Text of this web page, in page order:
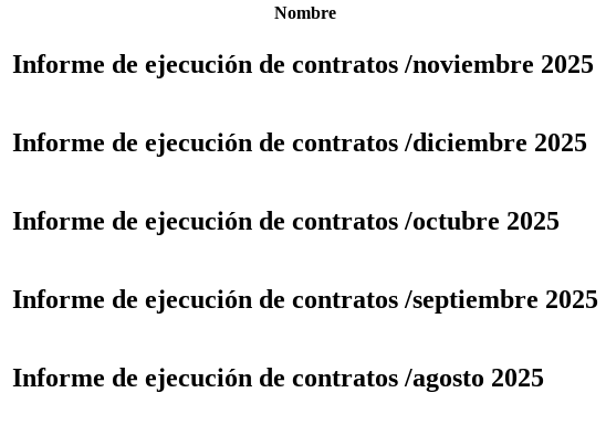
Nombre
Informe de ejecución de contratos /noviembre 2025
Informe de ejecución de contratos /diciembre 2025
Informe de ejecución de contratos /octubre 2025
Informe de ejecución de contratos /septiembre 2025
Informe de ejecución de contratos /agosto 2025